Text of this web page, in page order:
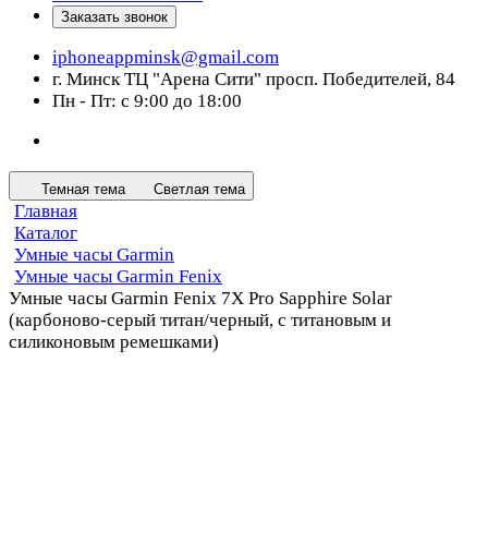
Заказать звонок
iphoneappminsk@gmail.com
г. Минск ТЦ "Арена Сити" просп. Победителей, 84
Пн - Пт: с 9:00 до 18:00
Темная тема Светлая тема
Главная
Каталог
Умные часы Garmin
Умные часы Garmin Fenix
Умные часы Garmin Fenix 7X Pro Sapphire Solar
(карбоново-серый титан/черный, с титановым и
силиконовым ремешками)